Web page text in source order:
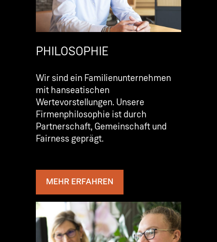
PHILOSOPHIE
Wir sind ein Familienunternehmen
mit hanseatischen
Wertevorstellungen. Unsere
Firmenphilosophie ist durch
Partnerschaft, Gemeinschaft und
Fairness geprägt.
MEHR ERFAHREN